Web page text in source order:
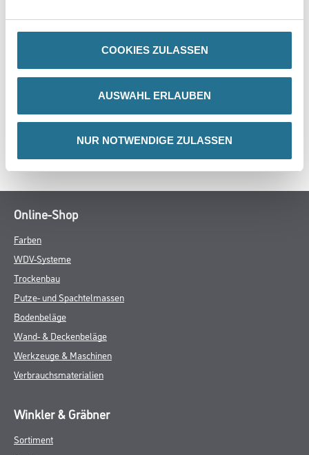
COOKIES ZULASSEN
AUSWAHL ERLAUBEN
NUR NOTWENDIGE ZULASSEN
DATENBLÄTTER
Online-Shop
Farben
WDV-Systeme
Trockenbau
Putze- und Spachtelmassen
Bodenbeläge
Wand- & Deckenbeläge
Werkzeuge & Maschinen
Verbrauchsmaterialien
Winkler & Gräbner
Sortiment